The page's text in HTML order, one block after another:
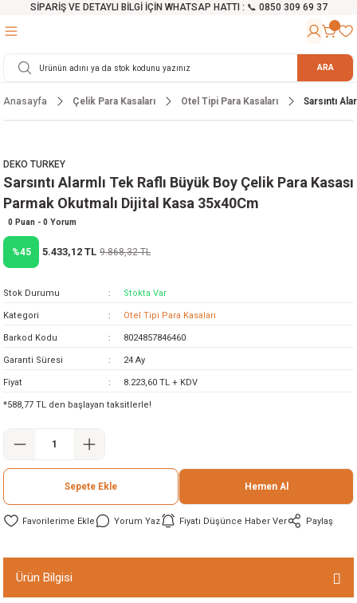
SİPARİŞ VE DETAYLI BİLGİ İÇİN WHATSAP HATTI : 📞 0850 309 69 37
Testereler
Makinesi
Testereler
Cihazları
Mikser
ve Arabalar
Malzemeleri ARA
Anasayfa Çelik Para Kasaları Otel Tipi Para Kasaları Sarsıntı
DEKO TURKEY
Sarsıntı Alarmlı Tek Raflı Büyük Boy Çelik Para Kasası
Parmak Okutmalı Dijital Kasa 35x40Cm
0 Puan - 0 Yorum
%45 5.433,12 TL 9.868,32 TL
Stok Durumu Stokta Var
Kategori Otel Tipi Para Kasaları
Barkod Kodu 8024857846460
Garanti Süresi 24 Ay
Fiyat 8.223,60 TL + KDV
*588,77 TL den başlayan taksitlerle!
Sepete Ekle Hemen Al
Yorum Yaz Fiyatı Düşünce Haber Ver Paylaş
Ürün Bilgisi